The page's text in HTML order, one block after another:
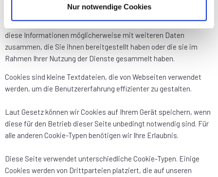
Nur notwendige Cookies
Verwendung unserer Website an unsere Partner für soziale
Medien, Werbung und Analysen weiter. Unsere Partner führen
diese Informationen möglicherweise mit weiteren Daten
zusammen, die Sie ihnen bereitgestellt haben oder die sie im
Rahmen Ihrer Nutzung der Dienste gesammelt haben.
Cookies sind kleine Textdateien, die von Webseiten verwendet
werden, um die Benutzererfahrung effizienter zu gestalten.
Laut Gesetz können wir Cookies auf Ihrem Gerät speichern, wenn
diese für den Betrieb dieser Seite unbedingt notwendig sind. Für
alle anderen Cookie-Typen benötigen wir Ihre Erlaubnis.
Diese Seite verwendet unterschiedliche Cookie-Typen. Einige
Cookies werden von Drittparteien platziert, die auf unseren